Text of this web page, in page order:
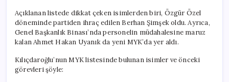
Açıklanan listede dikkat çeken isimlerden biri, Özgür Özel
döneminde partiden ihraç edilen Berhan Şimşek oldu. Ayrıca,
Genel Başkanlık Binası’nda personelin müdahalesine maruz
kalan Ahmet Hakan Uyanık da yeni MYK’da yer aldı.
Kılıçdaroğlu’nun MYK listesinde bulunan isimler ve önceki
görevleri şöyle: